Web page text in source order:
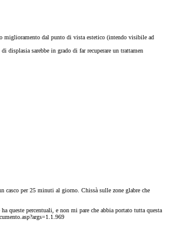
miglioramento dal punto di vista estetico (intendo visibile ad
di displasia sarebbe in grado di far recuperare un trattamen
casco per 25 minuti al giorno. Chissà sulle zone glabre che
queste percentuali, e non mi pare che abbia portato tutta questa